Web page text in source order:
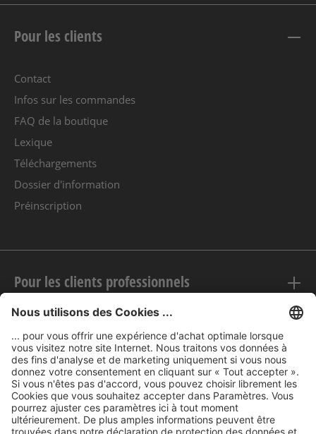
Pour les clients
Contact
Infos sur les commandes
FAQ de la boutique
Lexique
Téléchargements
Dossier d'information
Préinscription
Pour les clients professionnels
Mentions légales
nubert sur le web